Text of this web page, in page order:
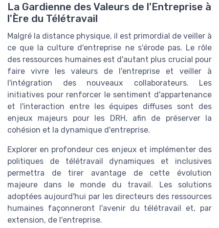
La Gardienne des Valeurs de l'Entreprise à
l'Ère du Télétravail
Malgré la distance physique, il est primordial de veiller à
ce que la culture d'entreprise ne s'érode pas. Le rôle
des ressources humaines est d'autant plus crucial pour
faire vivre les valeurs de l'entreprise et veiller à
l'intégration des nouveaux collaborateurs. Les
initiatives pour renforcer le sentiment d'appartenance
et l'interaction entre les équipes diffuses sont des
enjeux majeurs pour les DRH, afin de préserver la
cohésion et la dynamique d'entreprise.
Explorer en profondeur ces enjeux et implémenter des
politiques de télétravail dynamiques et inclusives
permettra de tirer avantage de cette évolution
majeure dans le monde du travail. Les solutions
adoptées aujourd'hui par les directeurs des ressources
humaines façonneront l'avenir du télétravail et, par
extension, de l'entreprise.